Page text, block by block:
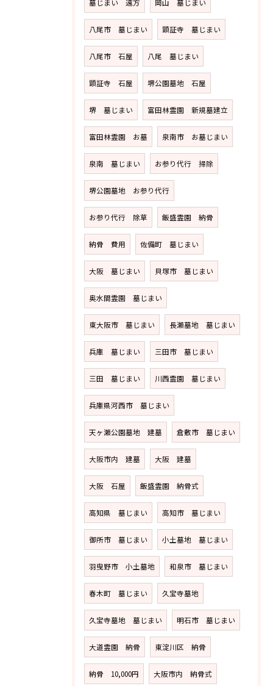
墓じまい 遠方 岡山 墓じまい
八尾市 墓じまい 顕証寺 墓じまい
八尾市 石屋 八尾 墓じまい
顕証寺 石屋 堺公園墓地 石屋
堺 墓じまい 富田林霊園 新規墓建立
富田林霊園 お墓 泉南市 お墓じまい
泉南 墓じまい お参り代行 掃除
堺公園墓地 お参り代行
お参り代行 除草 飯盛霊園 納骨
納骨 費用 佐備町 墓じまい
大阪 墓じまい 貝塚市 墓じまい
奥水間霊園 墓じまい
東大阪市 墓じまい 長瀬墓地 墓じまい
兵庫 墓じまい 三田市 墓じまい
三田 墓じまい 川西霊園 墓じまい
兵庫県河西市 墓じまい
天ヶ瀬公園墓地 建墓 倉敷市 墓じまい
大阪市内 建墓 大阪 建墓
大阪 石屋 飯盛霊園 納骨式
高知県 墓じまい 高知市 墓じまい
御所市 墓じまい 小土墓地 墓じまい
羽曳野市 小土墓地 和泉市 墓じまい
春木町 墓じまい 久宝寺墓地
久宝寺墓地 墓じまい 明石市 墓じまい
大道霊園 納骨 東淀川区 納骨
納骨 10,000円 大阪市内 納骨式